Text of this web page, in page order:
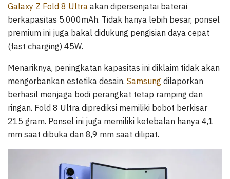
Galaxy Z Fold 8 Ultra akan dipersenjatai baterai
berkapasitas 5.000mAh. Tidak hanya lebih besar, ponsel
premium ini juga bakal didukung pengisian daya cepat
(fast charging) 45W.
Menariknya, peningkatan kapasitas ini diklaim tidak akan
mengorbankan estetika desain. Samsung dilaporkan
berhasil menjaga bodi perangkat tetap ramping dan
ringan. Fold 8 Ultra diprediksi memiliki bobot berkisar
215 gram. Ponsel ini juga memiliki ketebalan hanya 4,1
mm saat dibuka dan 8,9 mm saat dilipat.